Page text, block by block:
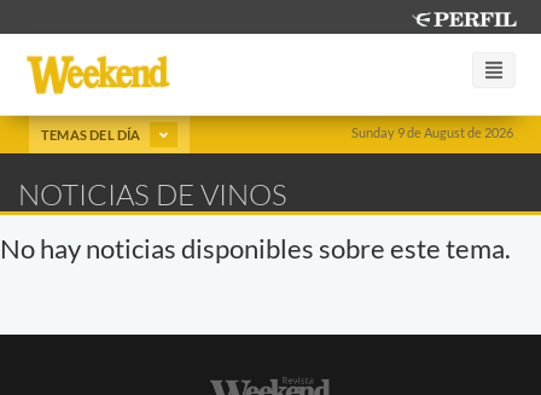
Sunday 9 de August de 2026
TEMAS DEL DÍA
NOTICIAS DE VINOS
No hay noticias disponibles sobre este tema.